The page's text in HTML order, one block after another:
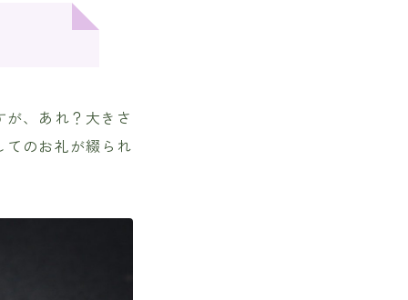
、あれ？大きさ
のお礼が綴られ